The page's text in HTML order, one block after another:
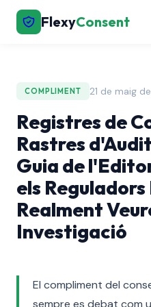
FlexyConsent
COMPLIMENT 21 de maig
Registres de
Rastres
Guia de
els
Realment
Investigació
El compliment del
sempre es debat com